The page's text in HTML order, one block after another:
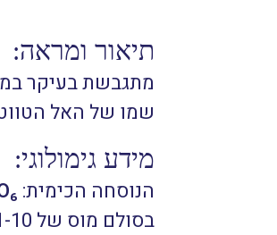
תיאור ומראה:
מתגבשת בעיקר
שמו של האל
מידע גימולוגי:
הנוסחה הכימית: ₆